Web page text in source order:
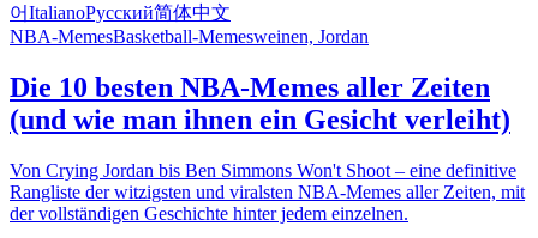
어ItalianoРусский简体中文
NBA-MemesBasketball-Memesweinen, Jordan
Die 10 besten NBA-Memes aller Zeiten
(und wie man ihnen ein Gesicht verleiht)
Von Crying Jordan bis Ben Simmons Won't Shoot – eine definitive
Rangliste der witzigsten und viralsten NBA-Memes aller Zeiten, mit
der vollständigen Geschichte hinter jedem einzelnen.